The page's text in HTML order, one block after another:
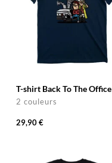
T-shirt Back To The Office
2 couleurs
29,90 €